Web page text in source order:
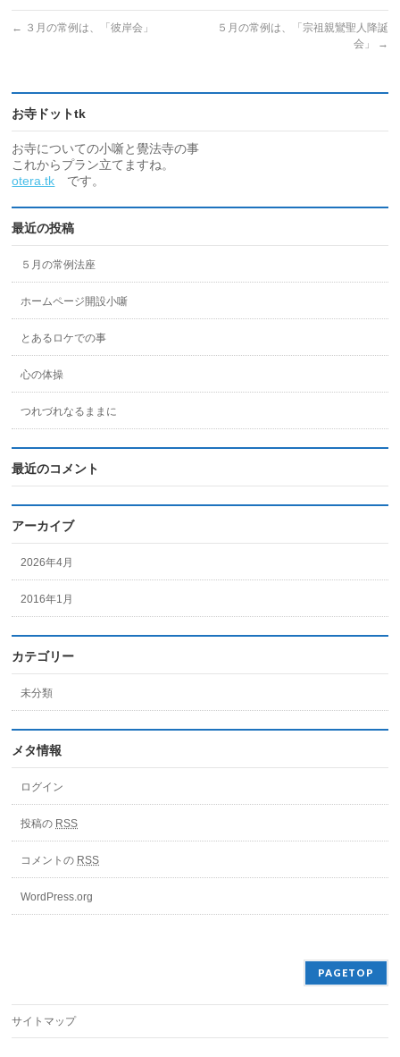
← ３月の常例は、「彼岸会」
５月の常例は、「宗祖親鸞聖人降誕
会」
→
お寺ドットtk
お寺についての小噺と覺法寺の事
これからプラン立てますね。
otera.tk です。
最近の投稿
５月の常例法座
ホームページ開設小噺
とあるロケでの事
心の体操
つれづれなるままに
最近のコメント
アーカイブ
2026年4月
2016年1月
カテゴリー
未分類
メタ情報
ログイン
投稿の RSS
コメントの RSS
WordPress.org
PAGETOP
サイトマップ